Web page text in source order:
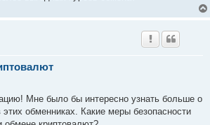
Мне было бы интересно узнать больше о
этих обменниках. Какие меры безопасности